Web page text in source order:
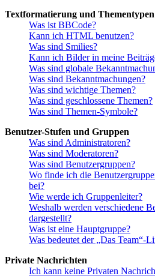
Textformatierung und Thementypen
Was ist BBCode?
Kann ich HTML benutzen?
Was sind Smilies?
Kann ich Bilder in meine
Was sind globale
Was sind Bekanntmachungen?
Was sind wichtige Themen?
Was sind geschlossene Themen?
Was sind Themen-Symbole?
Benutzer-Stufen und Gruppen
Was sind Administratoren?
Was sind Moderatoren?
Was sind Benutzergruppen?
Wo finde ich die
bei?
Wie werde ich Gruppenleiter?
Weshalb werden verschiedene
dargestellt?
Was ist eine Hauptgruppe?
Was bedeutet der „Das Team“-
Private Nachrichten
Ich kann keine Privaten